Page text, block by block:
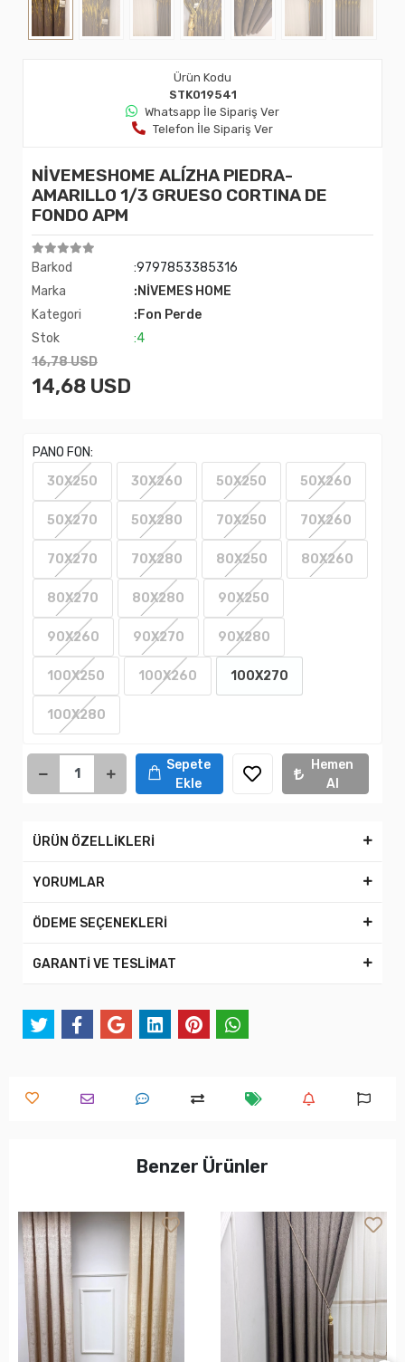
Ürün Kodu
STK019541
Whatsapp İle Sipariş Ver
Telefon İle Sipariş Ver
NİVEMESHOME ALÍZHA PIEDRA-
AMARILLO 1/3 GRUESO CORTINA DE
FONDO APM
Barkod
:9797853385316
Marka
:NİVEMES HOME
Kategori
:Fon Perde
Stok
:4
16,78 USD
14,68 USD
PANO FON:
30X250
30X260 50X250 50X260
50X270 50X280 70X250 70X260
70X270 70X280 80X250 80X260
80X270 80X280 90X250
90X260 90X270 90X280
100X250 100X260 100X270
100X280
Sepete
Ekle
Hemen
Al
ÜRÜN ÖZELLİKLERİ
YORUMLAR
ÖDEME SEÇENEKLERİ
GARANTİ VE TESLİMAT
Benzer Ürünler